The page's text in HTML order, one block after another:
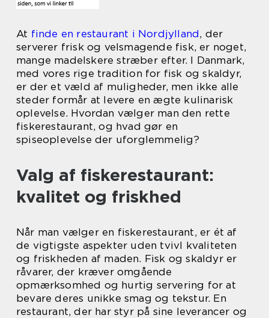
At finde en restaurant i Nordjylland, der
serverer frisk og velsmagende fisk, er noget,
mange madelskere stræber efter. I Danmark,
med vores rige tradition for fisk og skaldyr,
er der et væld af muligheder, men ikke alle
steder formår at levere en ægte kulinarisk
oplevelse. Hvordan vælger man den rette
fiskerestaurant, og hvad gør en
spiseoplevelse der uforglemmelig?
Valg af fiskerestaurant:
kvalitet og friskhed
Når man vælger en fiskerestaurant, er ét af
de vigtigste aspekter uden tvivl kvaliteten
og friskheden af maden. Fisk og skaldyr er
råvarer, der kræver omgående
opmærksomhed og hurtig servering for at
bevare deres unikke smag og tekstur. En
restaurant, der har styr på sine leverancer og